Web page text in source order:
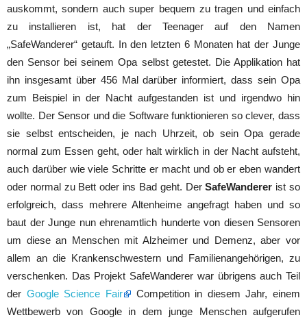
auskommt, sondern auch super bequem zu tragen und einfach
zu installieren ist, hat der Teenager auf den Namen
„SafeWanderer“ getauft. In den letzten 6 Monaten hat der Junge
den Sensor bei seinem Opa selbst getestet. Die Applikation hat
ihn insgesamt über 456 Mal darüber informiert, dass sein Opa
zum Beispiel in der Nacht aufgestanden ist und irgendwo hin
wollte. Der Sensor und die Software funktionieren so clever, dass
sie selbst entscheiden, je nach Uhrzeit, ob sein Opa gerade
normal zum Essen geht, oder halt wirklich in der Nacht aufsteht,
auch darüber wie viele Schritte er macht und ob er eben wandert
oder normal zu Bett oder ins Bad geht. DerSafeWanderer ist so
erfolgreich, dass mehrere Altenheime angefragt haben und so
baut der Junge nun ehrenamtlich hunderte von diesen Sensoren
um diese an Menschen mit Alzheimer und Demenz, aber vor
allem an die Krankenschwestern und Familienangehörigen, zu
verschenken. Das Projekt SafeWanderer war übrigens auch Teil
der Google Science Fair
Competition in diesem Jahr, einem
Wettbewerb von Google in dem junge Menschen aufgerufen